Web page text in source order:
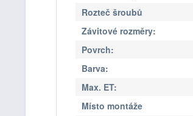
Rozteč šroubů
Závitové rozměry:
Povrch:
Barva:
Max. ET:
Místo montáže